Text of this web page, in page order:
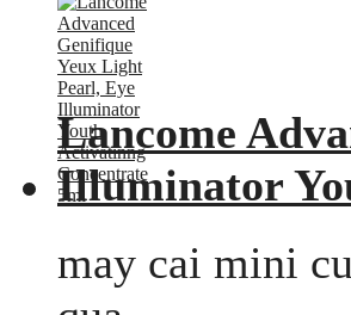
Lancome
Illuminator
may cai mini